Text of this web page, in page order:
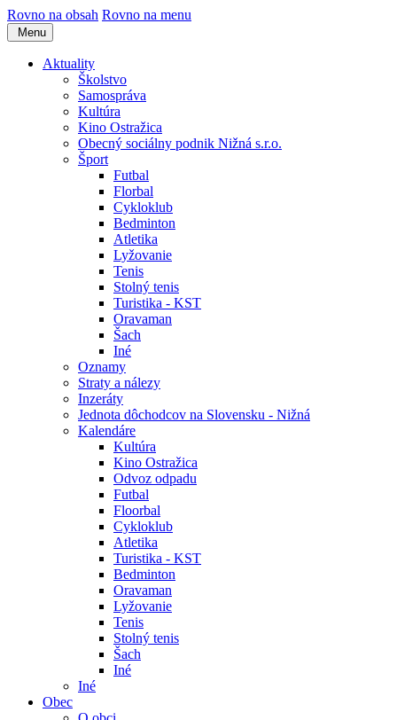
Rovno na obsah Rovno na menu
Menu
Aktuality
Školstvo
Samospráva
Kultúra
Kino Ostražica
Obecný sociálny podnik Nižná s.r.o.
Šport
Futbal
Florbal
Cykloklub
Bedminton
Atletika
Lyžovanie
Tenis
Stolný tenis
Turistika - KST
Oravaman
Šach
Iné
Oznamy
Straty a nálezy
Inzeráty
Jednota dôchodcov na Slovensku - Nižná
Kalendáre
Kultúra
Kino Ostražica
Odvoz odpadu
Futbal
Floorbal
Cykloklub
Atletika
Turistika - KST
Bedminton
Oravaman
Lyžovanie
Tenis
Stolný tenis
Šach
Iné
Iné
Obec